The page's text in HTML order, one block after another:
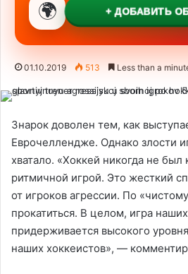
🌍 + ДОБАВИТЬ
01.10.2019 513 Less than a
Знарок доволен тем, как
Еврочеллендже. Однако злости
хватало. «Хоккей никогда не был
ритмичной игрой. Это жесткий
от игроков агрессии. По
прокатиться. В целом, игра
придерживается высокого
наших хоккеистов», —